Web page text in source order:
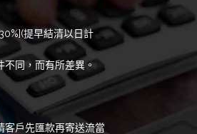
提早結清以日計
不同，而有所差異。
客戶先匯款再寄送流當